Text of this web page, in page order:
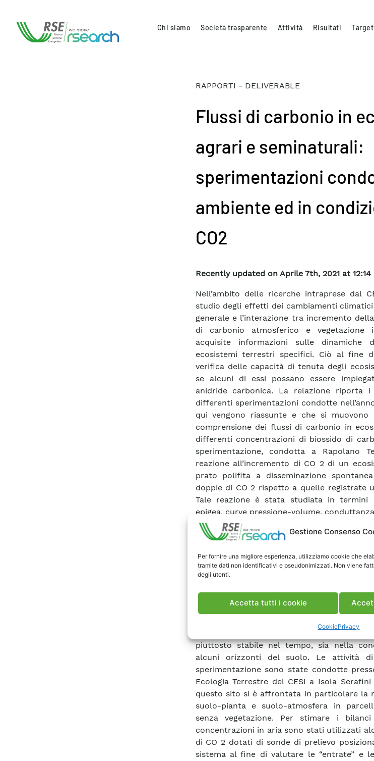
Gestione Consenso
Per fornire una migliore esperienza, utilizziamo cookie che
tramite dati non identificativi e pseudonimizzati. Non viene
degli utenti.
Accetta tutti i cookie
CookiePrivacy
Chi siamo Società trasparente Attività Risultati Target
RAPPORTI - DELIVERABLE
Flussi di carbonio in
agrari e seminaturali:
sperimentazioni
ambiente ed in
CO2
Recently updated on Aprile 7th, 2021 at 12:14
Nell’ambito delle ricerche intraprese dal
studio degli effetti dei cambiamenti
generale e l’interazione tra incremento
di carbonio atmosferico e vegetazione
acquisite informazioni sulle
ecosistemi terrestri specifici. Ciò al fine
verifica delle capacità di tenuta degli
se alcuni di essi possano essere
anidride carbonica. La relazione
differenti sperimentazioni condotte
qui vengono riassunte e che si muovono
comprensione dei flussi di carbonio in
differenti concentrazioni di biossido di
sperimentazione, condotta a Rapolano
reazione all’incremento di CO 2 di un
prato polifita a disseminazione
doppie di CO 2 rispetto a quelle registrate
Tale reazione è stata studiata in termini
epigea, curve pressione-volume,
radicale. Risposte fisiologiche
l’indice di area fogliare, la produzione di
stomatica. Una foresta esposta da lungo
di anidride carbonica, la mofeta “I Borboi”,
carbonio e azoto nel terreno, mediante lo
lettiera e della sostanza organica del
lettiera, indice della formazione di un
piuttosto stabile nel tempo, sia nella
alcuni orizzonti del suolo. Le attività
sperimentazione sono state condotte
Ecologia Terrestre del CESI a Isola
questo sito si è affrontata in particolare la
suolo-pianta e suolo-atmosfera in
senza vegetazione. Per stimare i
concentrazioni in aria sono stati utilizzati
di CO 2 dotati di sonde di prelievo
sistema al fine di valutare le “entrate” e